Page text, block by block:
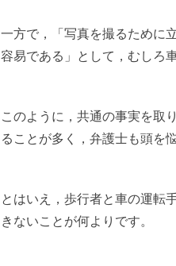
一方で，「写真を撮るために
容易である」として，むしろ
このように，共通の事実を取
ることが多く，弁護士も頭を
とはいえ，歩行者と車の運転
きないことが何よりです。